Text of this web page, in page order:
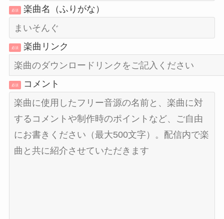
必須 楽曲名（ふりがな）
必須 楽曲リンク
必須 コメント